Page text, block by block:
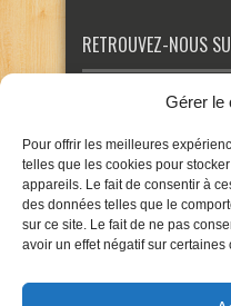
Gérer le
Pour offrir les meilleures
telles que les cookies pour
appareils. Le fait de consentir à
des données telles que le
sur ce site. Le fait de ne pas
avoir un effet négatif sur
RETROUVEZ-NOUS